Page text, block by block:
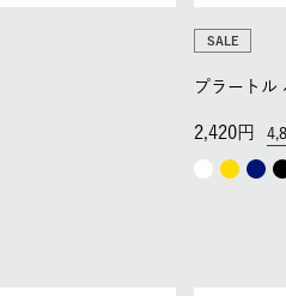
SALE
プラートル
2,420